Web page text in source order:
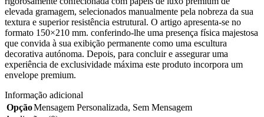
elevada gramagem, selecionados manualmente pela nobreza da sua
textura e superior resistência estrutural. O artigo apresenta-se no
formato 150×210 mm. conferindo-lhe uma presença física majestosa
que convida à sua exibição permanente como uma escultura
decorativa autónoma. Depois, para concluir e assegurar uma
experiência de exclusividade máxima este produto incorpora um
envelope premium.
Informação adicional
OpçãoMensagem Personalizada, Sem Mensagem